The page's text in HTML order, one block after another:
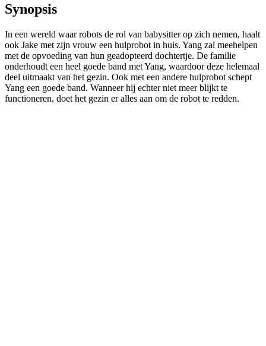
Synopsis
In een wereld waar robots de rol van babysitter op zich nemen, haalt
ook Jake met zijn vrouw een hulprobot in huis. Yang zal meehelpen
met de opvoeding van hun geadopteerd dochtertje. De familie
onderhoudt een heel goede band met Yang, waardoor deze helemaal
deel uitmaakt van het gezin. Ook met een andere hulprobot schept
Yang een goede band. Wanneer hij echter niet meer blijkt te
functioneren, doet het gezin er alles aan om de robot te redden.